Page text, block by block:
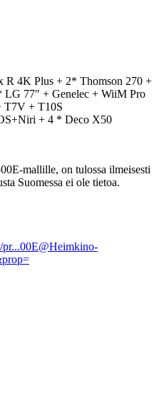
R 4K Plus + 2* Thomson 270 +
77" + Genelec + WiiM Pro
T7V + T10S
+ 4 * Deco X50
mallille, on tulossa ilmeisesti
Suomessa ei ole tietoa.
pr...00E@Heimkino-